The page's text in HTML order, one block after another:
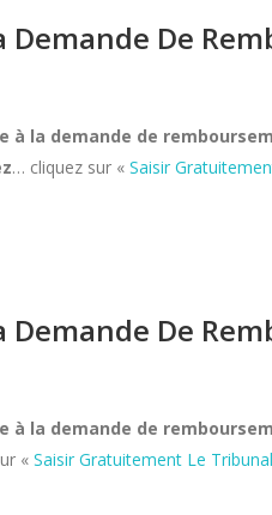
De
la demande de
… cliquez sur « Saisir
De
la demande de
« Saisir Gratuitement Le